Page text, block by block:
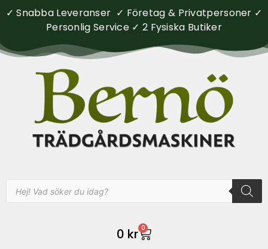
✓ Snabba Leveranser ✓ Företag & Privatpersoner ✓
Personlig Service ✓ 2 Fysiska Butiker
0 kr 0